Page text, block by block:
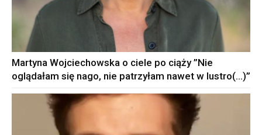
Martyna Wojciechowska o ciele po ciąży ”Nie
oglądałam się nago, nie patrzyłam nawet w lustro(…)”